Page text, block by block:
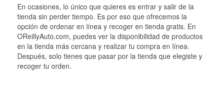
En ocasiones, lo único que quieres es entrar y salir de la
tienda sin perder tiempo. Es por eso que ofrecemos la
opción de ordenar en línea y recoger en tienda gratis. En
OReillyAuto.com, puedes ver la disponibilidad de productos
en la tienda más cercana y realizar tu compra en línea.
Después, solo tienes que pasar por la tienda que elegiste y
recoger tu orden.